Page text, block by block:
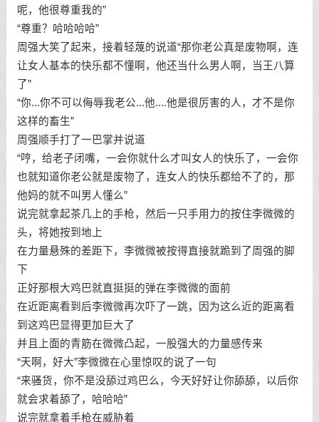
呢，他很尊重我的”
“尊重？哈哈哈哈”
周强大笑了起来，接着轻蔑的说道“那你老公真是废物啊，连
让女人基本的快乐都不懂啊，他还当什么男人啊，当王八算
了”
“你...你不可以侮辱我老公...他....他是很厉害的人，才不是你
这样的畜生”
周强顺手打了一巴掌并说道
“哼，给老子闭嘴，一会你就什么才叫女人的快乐了，一会你
也就知道你老公就是废物了，连女人的快乐都给不了的，那
他妈的就不叫男人懂么”
说完就拿起茶几上的手枪，然后一只手用力的按住李微微的
头，将她按到地上
在力量悬殊的差距下，李微微被按得直接就跪到了周强的脚
下
正好那根大鸡巴就直挺挺的弹在李微微的面前
在近距离看到后李微微再次吓了一跳，因为这么近的距离看
到这鸡巴显得更加巨大了
并且上面的青筋在微微凸起，一股强大的力量感传来
“天啊，好大”李微微在心里惊叹的说了一句
“来骚货，你不是没舔过鸡巴么，今天好好让你舔舔，以后你
就会求着舔了，哈哈哈”
说完就拿着手枪在威胁着